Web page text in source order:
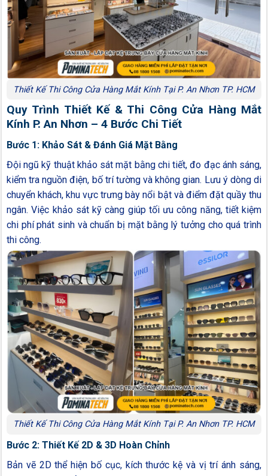
Thiết Kế Thi Công Cửa Hàng Mắt Kính Tại P. An Nhơn TP. HCM
Quy Trình Thiết Kế & Thi Công Cửa Hàng Mắt
Kính P. An Nhơn – 4 Bước Chi Tiết
Bước 1: Khảo Sát & Đánh Giá Mặt Bằng
Đội ngũ kỹ thuật khảo sát mặt bằng chi tiết, đo đạc ánh sáng,
kiểm tra nguồn điện, bố trí tường và không gian. Lưu ý dòng di
chuyển khách, khu vực trưng bày nổi bật và điểm đặt quầy thu
ngân. Việc khảo sát kỹ càng giúp tối ưu công năng, tiết kiệm
chi phí phát sinh và chuẩn bị mặt bằng lý tưởng cho quá trình
thi công.
Thiết Kế Thi Công Cửa Hàng Mắt Kính Tại P. An Nhơn TP. HCM
Bước 2: Thiết Kế 2D & 3D Hoàn Chỉnh
Bản vẽ 2D thể hiện bố cục, kích thước kệ và vị trí ánh sáng,